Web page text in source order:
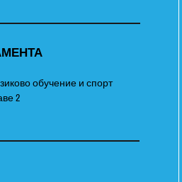
обучение и спорт
2